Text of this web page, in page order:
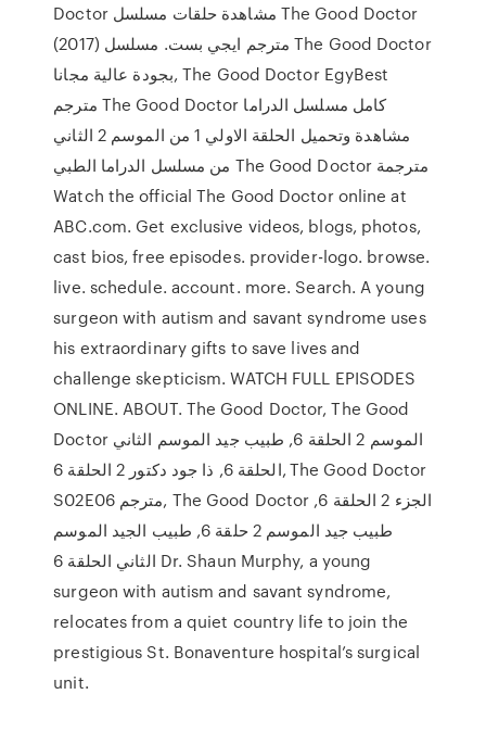
Doctor مشاهدة حلقات مسلسل The Good Doctor
(2017) مترجم ايجي بست. مسلسل The Good Doctor
بجودة عالية مجانا, The Good Doctor EgyBest
مترجم The Good Doctor كامل مسلسل الدراما
مشاهدة وتحميل الحلقة الاولي 1 من الموسم 2 الثاني
من مسلسل الدراما الطبي The Good Doctor مترجمة
Watch the official The Good Doctor online at
ABC.com. Get exclusive videos, blogs, photos,
cast bios, free episodes. provider-logo. browse.
live. schedule. account. more. Search. A young
surgeon with autism and savant syndrome uses
his extraordinary gifts to save lives and
challenge skepticism. WATCH FULL EPISODES
ONLINE. ABOUT. The Good Doctor, The Good
Doctor الموسم 2 الحلقة 6, طبيب جيد الموسم الثاني
الحلقة 6, ذا جود دكتور 2 الحلقة 6, The Good Doctor
S02E06 مترجم, The Good Doctor الجزء 2 الحلقة 6,
طبيب جيد الموسم 2 حلقة 6, طبيب الجيد الموسم
الثاني الحلقة 6 Dr. Shaun Murphy, a young
surgeon with autism and savant syndrome,
relocates from a quiet country life to join the
prestigious St. Bonaventure hospital’s surgical
unit.